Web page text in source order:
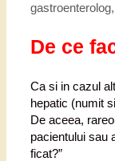
De ce
Ca si in cazul
hepatic (numit
De aceea,
pacientului sau
ficat?”